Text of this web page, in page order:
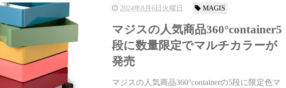
るので入荷しました。...
2024年8月6日火曜日 MAGIS
マジスの人気商品360°container5
段に数量限定でマルチカラーが
発売
マジスの人気商品360°containerの5段に限定色マ